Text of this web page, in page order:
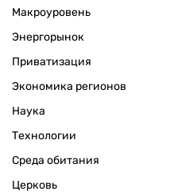
Макроуровень
Энергорынок
Приватизация
Экономика регионов
Наука
Технологии
Среда обитания
Церковь